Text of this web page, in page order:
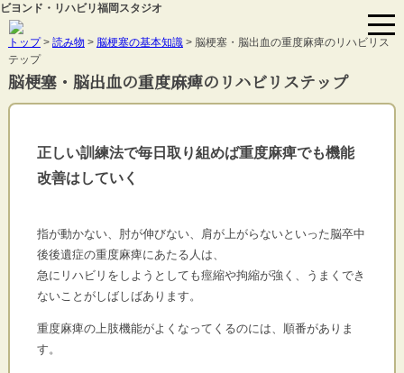
ビヨンド・リハビリ福岡スタジオ
トップ> 読み物 > 脳梗塞の基本知識> 脳梗塞・脳出血の重度麻痺のリハビリス
テップ
脳梗塞・脳出血の重度麻痺のリハビリステップ
正しい訓練法で毎日取り組めば重度麻痺でも機能
改善はしていく
指が動かない、肘が伸びない、肩が上がらないといった脳卒中
後後遺症の重度麻痺にあたる人は、
急にリハビリをしようとしても痙縮や拘縮が強く、うまくでき
ないことがしばしばあります。
重度麻痺の上肢機能がよくなってくるのには、順番がありま
す。